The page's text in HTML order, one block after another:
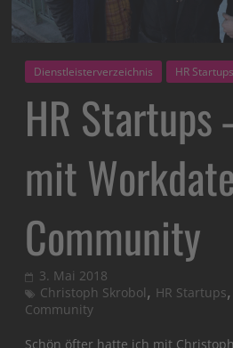
Dienstleisterverzeichnis HR Startups
HR Startups
mit Workdate
Community
3. Mai 2018
Christoph Skrobol, HR Startups
Community
Schön öfter hatte ich mit